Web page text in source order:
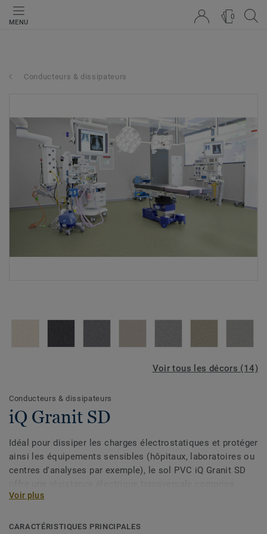
MENU
0
Conducteurs & dissipateurs
Voir tous les décors (14)
Conducteurs & dissipateurs
iQ Granit SD
Idéal pour dissiper les charges électrostatiques et protéger
ainsi les équipements sensibles (hôpitaux, laboratoires ou
centres d'analyses par exemple), le sol PVC iQ Granit SD
entre 106 Ω et 109 Ω (EN 1081) une haute durabilité, grâce
Un simple lustrage à sec suffit pour restaurer son aspect
Voir plus
CARACTÉRISTIQUES PRINCIPALES